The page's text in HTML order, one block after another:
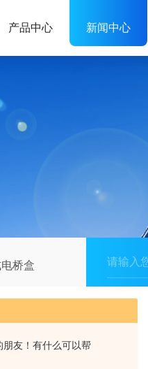
朋友！有什么可以帮
产品中心 新闻中心
桥盒